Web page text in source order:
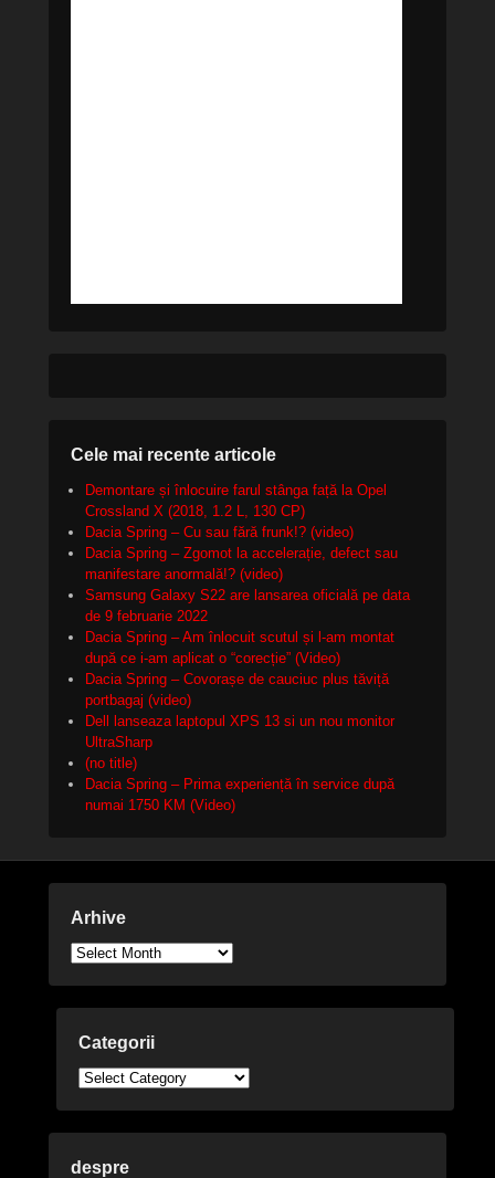
Cele mai recente articole
Demontare și înlocuire farul stânga față la Opel
Crossland X (2018, 1.2 L, 130 CP)
Dacia Spring – Cu sau fără frunk!? (video)
Dacia Spring – Zgomot la accelerație, defect sau
manifestare anormală!? (video)
Samsung Galaxy S22 are lansarea oficială pe data
de 9 februarie 2022
Dacia Spring – Am înlocuit scutul și l-am montat
după ce i-am aplicat o “corecție” (Video)
Dacia Spring – Covorașe de cauciuc plus tăviță
portbagaj (video)
Dell lanseaza laptopul XPS 13 si un nou monitor
UltraSharp
(no title)
Dacia Spring – Prima experiență în service după
numai 1750 KM (Video)
Arhive
Arhive
Categorii
Categorii
despre